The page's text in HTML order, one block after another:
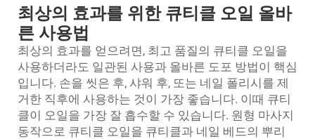
최상의 효과를 위한 큐티클 오일 올바
른 사용법
최상의 효과를 얻으려면, 최고 품질의 큐티클 오일을
사용하더라도 일관된 사용과 올바른 도포 방법이 핵심
입니다. 손을 씻은 후, 샤워 후, 또는 네일 폴리시를 제
거한 직후에 사용하는 것이 가장 좋습니다. 이때 큐티
클이 오일을 가장 잘 흡수할 수 있습니다. 원형 마사지
동작으로 큐티클 오일을 큐티클과 네일 베드의 뿌리